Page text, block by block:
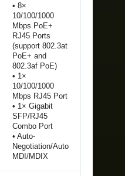
• 8×
10/100/1000
Mbps PoE+
RJ45 Ports
(support 802.3at
PoE+ and
802.3af PoE)
• 1×
10/100/1000
Mbps RJ45 Port
• 1× Gigabit
SFP/RJ45
Combo Port
• Auto-
Negotiation/Auto
MDI/MDIX